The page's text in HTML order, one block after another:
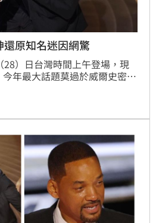
原知名迷因網驚
）日台灣時間上午登場，現
年最大話題莫過於威爾史密斯
在全球引起廣大討論，神通
Robin Meme），合
瘋狂轉發。